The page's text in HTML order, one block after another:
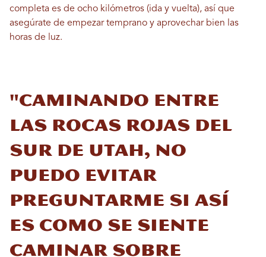
completa es de ocho kilómetros (ida y vuelta), así que
asegúrate de empezar temprano y aprovechar bien las
horas de luz.
"Caminando entre
las rocas rojas del
sur de Utah, no
puedo evitar
preguntarme si así
es como se siente
caminar sobre